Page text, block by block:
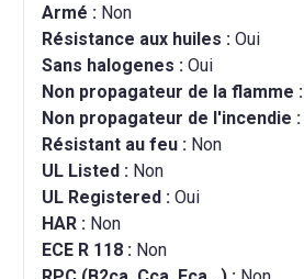
Armé : Non
Résistance aux huiles : Oui
Sans halogenes : Oui
Non propagateur de la flamme :
Non propagateur de l'incendie :
Résistant au feu : Non
UL Listed : Non
UL Registered : Oui
HAR : Non
ECE R 118 : Non